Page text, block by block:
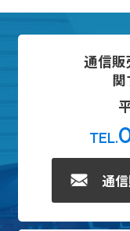
通信販
TEL.
通